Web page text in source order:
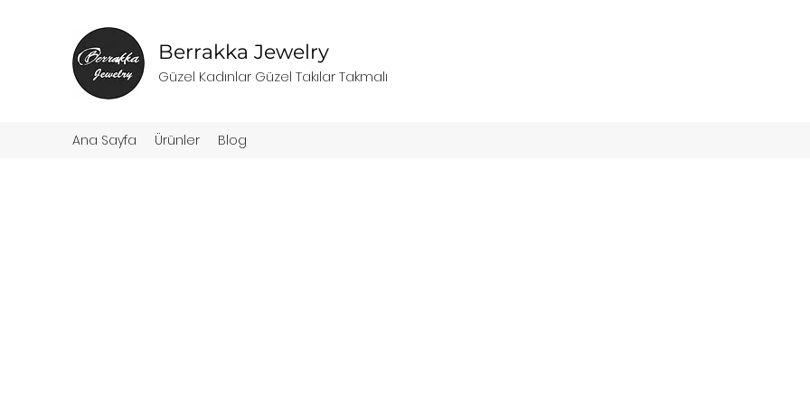
Berrakka Jewelry
Güzel Kadınlar Güzel Takılar Takmalı
Ana Sayfa Ürünler Blog